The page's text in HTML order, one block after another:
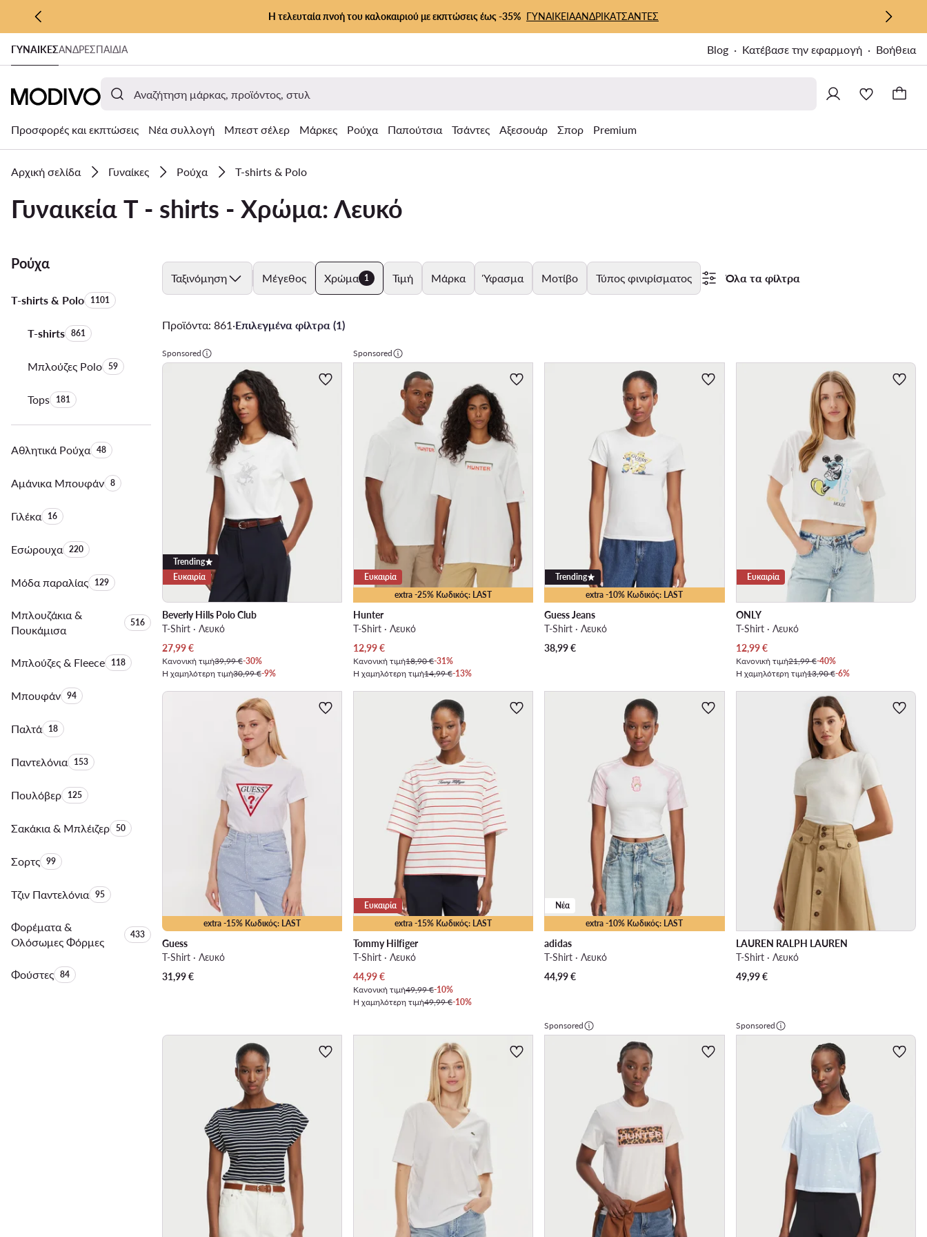
ΜΕΤΆΒΑΣΗ ΣΤΟ ΚΎΡΙΟ ΠΕΡΙΕΧΌΜΕΝΟ
ΜΕΤΆΒΑΣΗ ΣΤΗΝ ΑΝΑΖΉΤΗΣΗ
Η τελευταία πνοή του καλοκαιριού με εκπτώσεις έως -35% ΓΥΝΑΙΚΕΙΑΑΝΔΡΙΚΑΤΣΑΝΤΕΣ
ΓΥΝΑΊΚΕΣΑΝΔΡΕΣΠΑΙΔΙΑ Blog Κατέβασε την εφαρμογή Βοήθεια
Προσφορές και εκπτώσεις Νέα συλλογή Μπεστ σέλερ Μάρκες Ρούχα Παπούτσια Τσάντες Αξεσουάρ Σπορ Premium
Αρχική σελίδα Γυναίκες Ρούχα T-shirts & Polo
Γυναικεία T - shirts - Χρώμα: Λευκό
Ρούχα
T-shirts & PoloΑριθμός προϊόντων:
1101
T-shirtsΑριθμός προϊόντων:
861
Μπλούζες PoloΑριθμός προϊόντων:
59
TopsΑριθμός προϊόντων:
181
Αθλητικά ΡούχαΑριθμός προϊόντων:
48
Αμάνικα ΜπουφάνΑριθμός προϊόντων:
8
ΓιλέκαΑριθμός προϊόντων:
16
ΕσώρουχαΑριθμός προϊόντων:
220
Μόδα παραλίαςΑριθμός προϊόντων:
129
Μπλουζάκια &
Πουκάμισα
Αριθμός προϊόντων:
516
Μπλούζες & FleeceΑριθμός προϊόντων:
118
ΜπουφάνΑριθμός προϊόντων:
94
ΠαλτάΑριθμός προϊόντων:
18
ΠαντελόνιαΑριθμός προϊόντων:
153
ΠουλόβερΑριθμός προϊόντων:
125
Σακάκια & ΜπλέιζερΑριθμός προϊόντων:
50
ΣορτςΑριθμός προϊόντων:
99
Τζιν ΠαντελόνιαΑριθμός προϊόντων:
95
Φορέματα &
Ολόσωμες Φόρμες
Αριθμός προϊόντων:
433
ΦούστεςΑριθμός προϊόντων:
84
Ταξινόμηση Μέγεθος Χρώμα 1 Τιμή Μάρκα Ύφασμα Μοτίβο Τύπος φινιρίσματος Όλα τα φίλτρα
Προϊόντα: 861 ·Επιλεγμένα φίλτρα (1)
Sponsored
Trending
Ευκαιρία
Beverly Hills Polo Club
T-Shirt · Λευκό
Τρέχουσα τιμή
27,99€
Κανονική τιμή39,99 €-30%
Η χαμηλότερη τιμή30,99 €-9%
Sponsored
extra -25% Κωδικός: LAST
Ευκαιρία
Hunter
T-Shirt · Λευκό
Τρέχουσα τιμή
12,99€
Κανονική τιμή18,90 €-31%
Η χαμηλότερη τιμή14,99 €-13%
extra -10% Κωδικός: LAST
Trending
Guess Jeans
T-Shirt · Λευκό
38,99€
Ευκαιρία
ONLY
T-Shirt · Λευκό
Τρέχουσα τιμή
12,99€
Κανονική τιμή21,99 €-40%
Η χαμηλότερη τιμή13,90 €-6%
extra -15% Κωδικός: LAST
Guess
T-Shirt · Λευκό
31,99€
extra -15% Κωδικός: LAST
Ευκαιρία
Tommy Hilfiger
T-Shirt · Λευκό
Τρέχουσα τιμή
44,99€
Κανονική τιμή49,99 €-10%
Η χαμηλότερη τιμή49,99 €-10%
extra -10% Κωδικός: LAST
Νέα
adidas
T-Shirt · Λευκό
44,99€
LAUREN RALPH LAUREN
T-Shirt · Λευκό
49,99€
Sponsored Sponsored